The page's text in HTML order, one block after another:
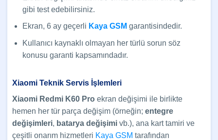
gibi test edebilirsiniz.
Ekran, 6 ay geçerli Kaya GSM garantisindedir.
Kullanıcı kaynaklı olmayan her türlü sorun söz
konusu garanti kapsamındadır.
Xiaomi Teknik Servis İşlemleri
Xiaomi Redmi K60 Pro ekran değişimi ile birlikte
hemen her tür parça değişim (örneğin; entegre
değişimleri, batarya değişimi vb.), ana kart tamiri ve
çeşitli onarım hizmetleri Kaya GSM tarafından